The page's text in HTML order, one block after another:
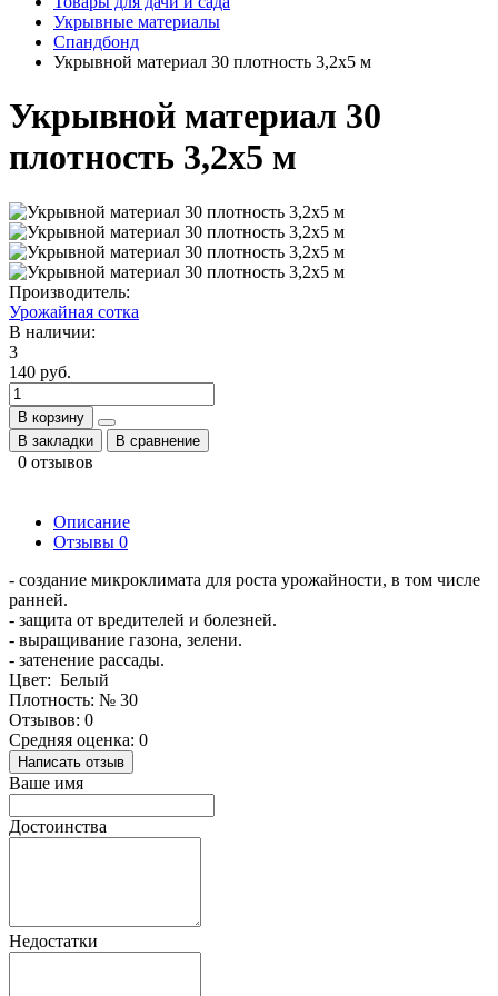
Укрывные материалы
Спандбонд
Укрывной материал 30 плотность 3,2х5 м
Укрывной материал 30
плотность 3,2х5 м
Производитель:
Урожайная сотка
В наличии:
3
140 руб.
В корзину
В закладки
В сравнение
0 отзывов
Описание
Отзывы 0
- создание микроклимата для роста урожайности, в том числе
ранней.
- защита от вредителей и болезней.
- выращивание газона, зелени.
- затенение рассады.
Цвет: Белый
Плотность: № 30
Отзывов: 0
Средняя оценка: 0
Написать отзыв
Ваше имя
Достоинства
Недостатки